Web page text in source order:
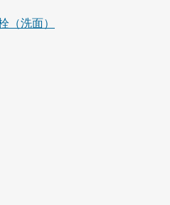
（洗面）